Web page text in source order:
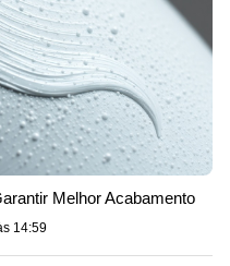
Melhor Acabamento
14:59